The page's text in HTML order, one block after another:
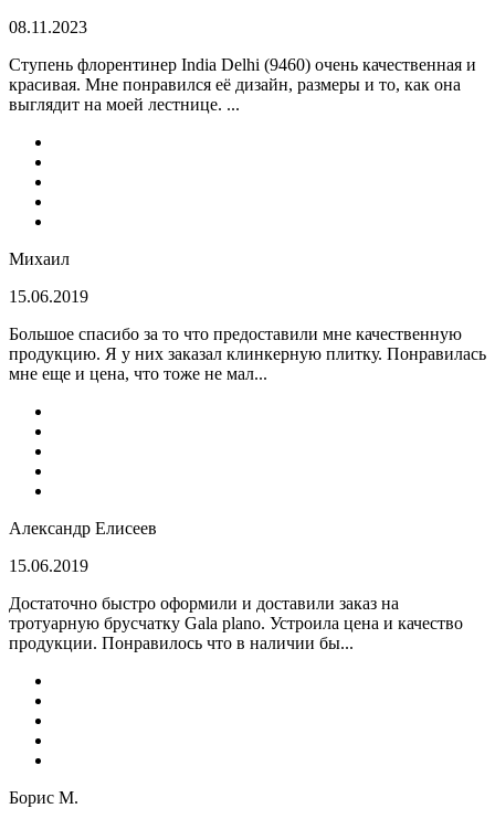
08.11.2023
Ступень флорентинер India Delhi (9460) очень качественная и
красивая. Мне понравился её дизайн, размеры и то, как она
выглядит на моей лестнице. ...
Михаил
15.06.2019
Большое спасибо за то что предоставили мне качественную
продукцию. Я у них заказал клинкерную плитку. Понравилась
мне еще и цена, что тоже не мал...
Александр Елисеев
15.06.2019
Достаточно быстро оформили и доставили заказ на
тротуарную брусчатку Gala plano. Устроила цена и качество
продукции. Понравилось что в наличии бы...
Борис М.